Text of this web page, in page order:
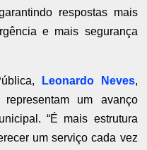
respostas mais
e mais segurança
Leonardo Neves,
um avanço
“É mais estrutura
um serviço cada vez